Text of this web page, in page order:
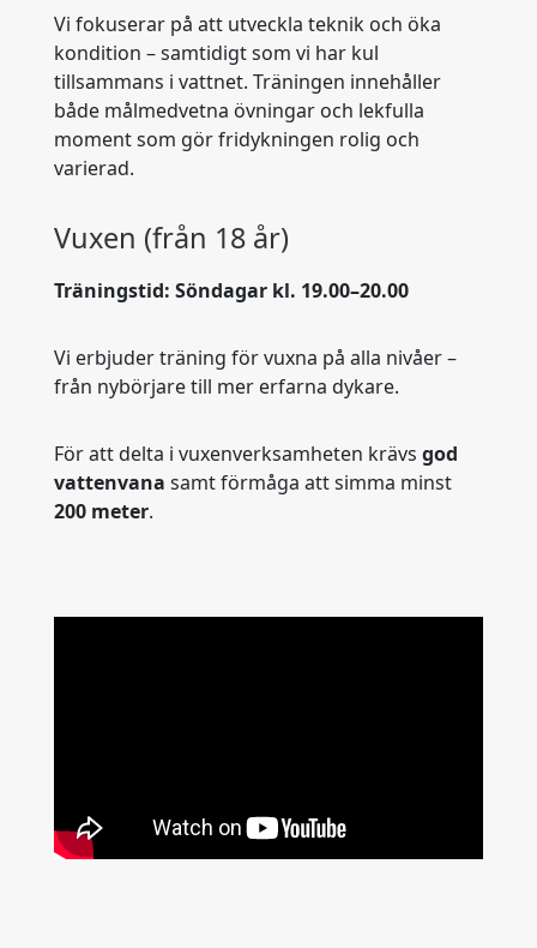
Vi fokuserar på att utveckla teknik och öka
kondition – samtidigt som vi har kul
tillsammans i vattnet. Träningen innehåller
både målmedvetna övningar och lekfulla
moment som gör fridykningen rolig och
varierad.
Vuxen (från 18 år)
Träningstid: Söndagar kl. 19.00–20.00
Vi erbjuder träning för vuxna på alla nivåer –
från nybörjare till mer erfarna dykare.
För att delta i vuxenverksamheten krävs god
vattenvana samt förmåga att simma minst
200 meter.